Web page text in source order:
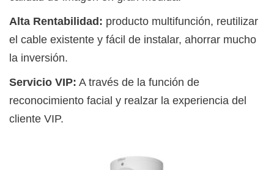
Alta Rentabilidad: producto multifunción, reutilizar
el cable existente y fácil de instalar, ahorrar mucho
la inversión.
Servicio VIP: A través de la función de
reconocimiento facial y realzar la experiencia del
cliente VIP.